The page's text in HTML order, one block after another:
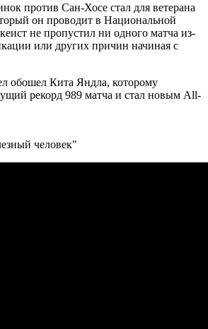
против Сан-Хосе стал для ветерана
он проводит в Национальной
не пропустил ни одного матча из-
или других причин начиная с
обошел Кита Яндла, которому
рекорд 989 матча и стал новым All-
человек"